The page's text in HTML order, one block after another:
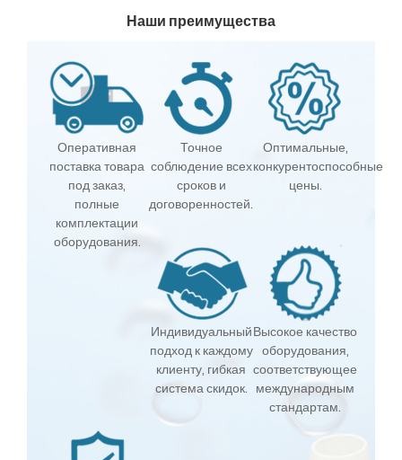
Наши преимущества
Оперативная
поставка товара
под заказ,
полные
комплектации
оборудования.
Точное
соблюдение всех
сроков и
договоренностей.
Оптимальные,
конкурентоспособные
цены.
Индивидуальный
подход к каждому
клиенту, гибкая
система скидок.
Высокое качество
оборудования,
соответствующее
международным
стандартам.